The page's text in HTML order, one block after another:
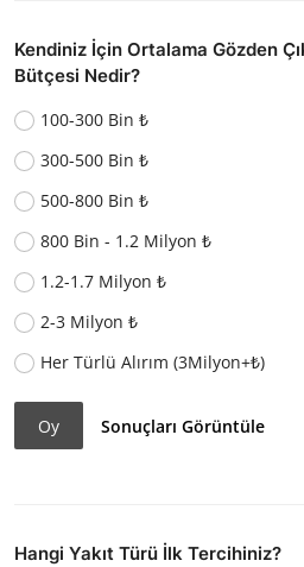
Kendiniz İçin Ortalama Gözden
Bütçesi Nedir?
100-300 Bin ₺
300-500 Bin ₺
500-800 Bin ₺
800 Bin - 1.2 Milyon ₺
1.2-1.7 Milyon ₺
2-3 Milyon ₺
Her Türlü Alırım (3Milyon+₺)
Oy Sonuçları Görüntüle
Hangi Yakıt Türü İlk Tercihiniz?